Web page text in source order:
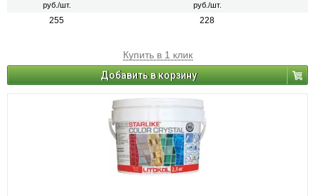
руб./шт. руб./шт.
255 228
Купить в 1 клик
Добавить в корзину